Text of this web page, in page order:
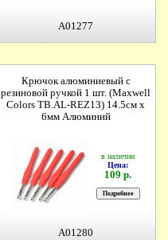
A01277
Крючок алюминиевый с
резиновой ручкой 1 шт. (Maxwell
Colors TB.AL-REZ13) 14.5см х
6мм Алюминий
в наличии
Цена:
109 р.
A01280